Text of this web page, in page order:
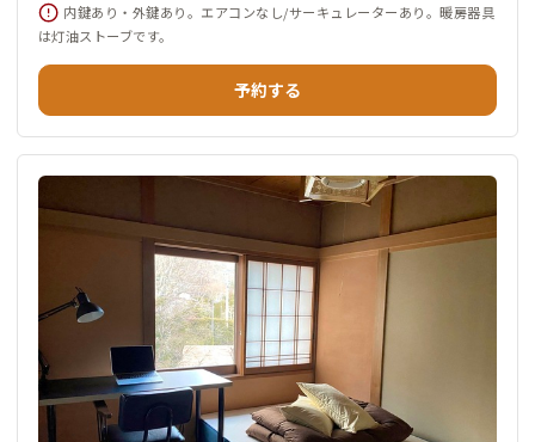
内鍵あり・外鍵あり。エアコンなし/サーキュレーターあり。暖房器具
は灯油ストーブです。
予約する